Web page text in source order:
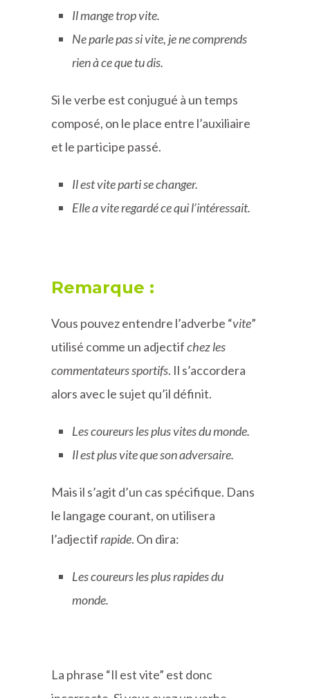
Il mange trop vite.
Ne parle pas si vite, je ne comprends
rien à ce que tu dis.
Si le verbe est conjugué à un temps
composé, on le place entre l’auxiliaire
et le participe passé.
Il est vite parti se changer.
Elle a vite regardé ce qui l’intéressait.
Remarque :
Vous pouvez entendre l’adverbe “vite”
utilisé comme un adjectifchez les
commentateurs sportifs. Il s’accordera
alors avec le sujet qu’il définit.
Les coureurs les plus vites du monde.
Il est plus vite que son adversaire.
Mais il s’agit d’un cas spécifique. Dans
le langage courant, on utilisera
l’adjectifrapide. On dira:
Les coureurs les plus rapides du
monde.
La phrase “Il est vite” est donc